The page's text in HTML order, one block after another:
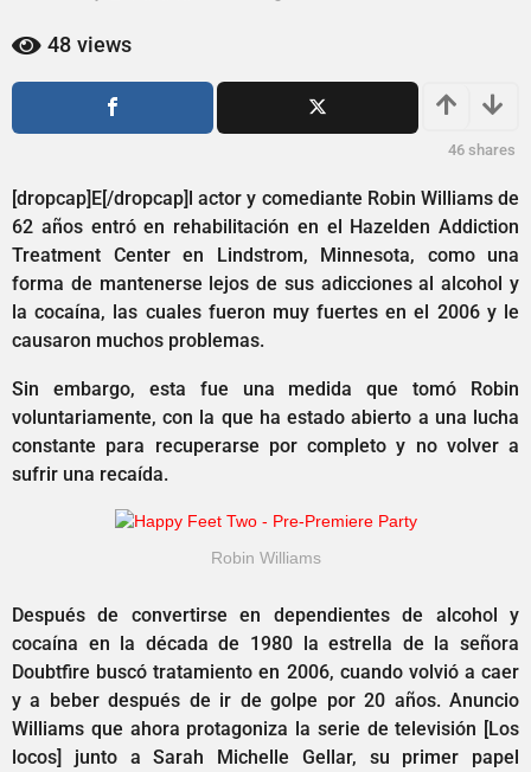
a
o
s
o
o
48 views
46 shares
[dropcap]E[/dropcap]l actor y comediante Robin Williams de
62 años entró en rehabilitación en el Hazelden Addiction
Treatment Center en Lindstrom, Minnesota, como una
forma de mantenerse lejos de sus adicciones al alcohol y
la cocaína, las cuales fueron muy fuertes en el 2006 y le
causaron muchos problemas.
Sin embargo, esta fue una medida que tomó Robin
voluntariamente, con la que ha estado abierto a una lucha
constante para recuperarse por completo y no volver a
sufrir una recaída.
Robin Williams
Después de convertirse en dependientes de alcohol y
cocaína en la década de 1980 la estrella de la señora
Doubtfire buscó tratamiento en 2006, cuando volvió a caer
y a beber después de ir de golpe por 20 años. Anuncio
Williams que ahora protagoniza la serie de televisión [Los
locos] junto a Sarah Michelle Gellar, su primer papel